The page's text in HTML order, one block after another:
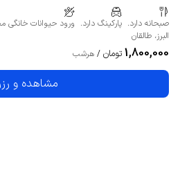
صبحانه دارد. پارکینگ دارد. ورود حیوانات خانگی
البرز، طالقان
1,800,000 تومان / هرشب
مشاهده و